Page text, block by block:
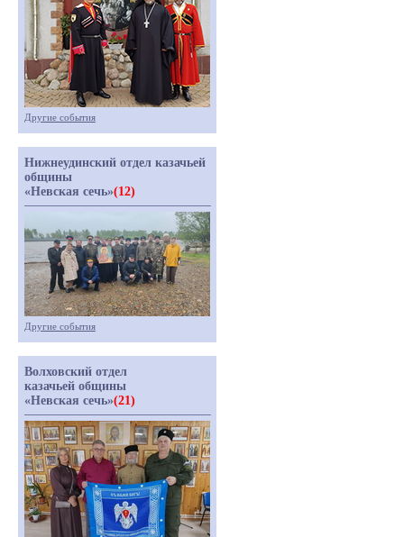
Другие события
Нижнеудинский отдел казачьей
общины
«Невская сечь»(12)
Другие события
Волховский отдел
казачьей общины
«Невская сечь»(21)